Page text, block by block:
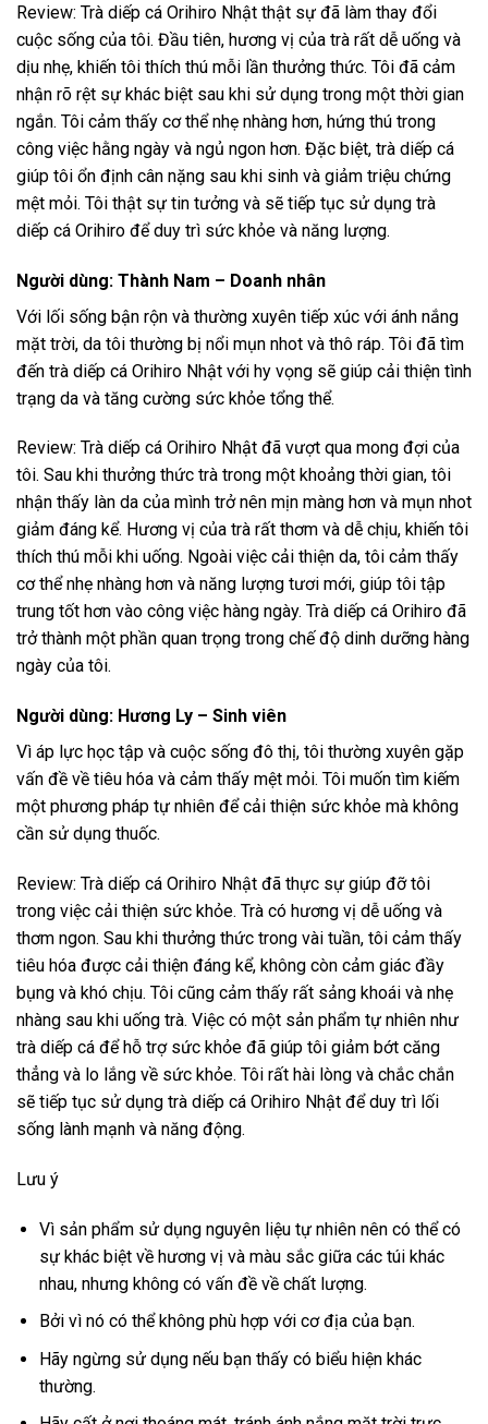
Review: Trà diếp cá Orihiro Nhật thật sự đã làm thay đổi
cuộc sống của tôi. Đầu tiên, hương vị của trà rất dễ uống và
dịu nhẹ, khiến tôi thích thú mỗi lần thưởng thức. Tôi đã cảm
nhận rõ rệt sự khác biệt sau khi sử dụng trong một thời gian
ngắn. Tôi cảm thấy cơ thể nhẹ nhàng hơn, hứng thú trong
công việc hằng ngày và ngủ ngon hơn. Đặc biệt, trà diếp cá
giúp tôi ổn định cân nặng sau khi sinh và giảm triệu chứng
mệt mỏi. Tôi thật sự tin tưởng và sẽ tiếp tục sử dụng trà
diếp cá Orihiro để duy trì sức khỏe và năng lượng.
Người dùng: Thành Nam – Doanh nhân
Với lối sống bận rộn và thường xuyên tiếp xúc với ánh nắng
mặt trời, da tôi thường bị nổi mụn nhot và thô ráp. Tôi đã tìm
đến trà diếp cá Orihiro Nhật với hy vọng sẽ giúp cải thiện tình
trạng da và tăng cường sức khỏe tổng thể.
Review: Trà diếp cá Orihiro Nhật đã vượt qua mong đợi của
tôi. Sau khi thưởng thức trà trong một khoảng thời gian, tôi
nhận thấy làn da của mình trở nên mịn màng hơn và mụn nhot
giảm đáng kể. Hương vị của trà rất thơm và dễ chịu, khiến tôi
thích thú mỗi khi uống. Ngoài việc cải thiện da, tôi cảm thấy
cơ thể nhẹ nhàng hơn và năng lượng tươi mới, giúp tôi tập
trung tốt hơn vào công việc hàng ngày. Trà diếp cá Orihiro đã
trở thành một phần quan trọng trong chế độ dinh dưỡng hàng
ngày của tôi.
Người dùng: Hương Ly – Sinh viên
Vì áp lực học tập và cuộc sống đô thị, tôi thường xuyên gặp
vấn đề về tiêu hóa và cảm thấy mệt mỏi. Tôi muốn tìm kiếm
một phương pháp tự nhiên để cải thiện sức khỏe mà không
cần sử dụng thuốc.
Review: Trà diếp cá Orihiro Nhật đã thực sự giúp đỡ tôi
trong việc cải thiện sức khỏe. Trà có hương vị dễ uống và
thơm ngon. Sau khi thưởng thức trong vài tuần, tôi cảm thấy
tiêu hóa được cải thiện đáng kể, không còn cảm giác đầy
bụng và khó chịu. Tôi cũng cảm thấy rất sảng khoái và nhẹ
nhàng sau khi uống trà. Việc có một sản phẩm tự nhiên như
trà diếp cá để hỗ trợ sức khỏe đã giúp tôi giảm bớt căng
thẳng và lo lắng về sức khỏe. Tôi rất hài lòng và chắc chắn
sẽ tiếp tục sử dụng trà diếp cá Orihiro Nhật để duy trì lối
sống lành mạnh và năng động.
Lưu ý
Vì sản phẩm sử dụng nguyên liệu tự nhiên nên có thể có
sự khác biệt về hương vị và màu sắc giữa các túi khác
nhau, nhưng không có vấn đề về chất lượng.
Bởi vì nó có thể không phù hợp với cơ địa của bạn.
Hãy ngừng sử dụng nếu bạn thấy có biểu hiện khác
thường.